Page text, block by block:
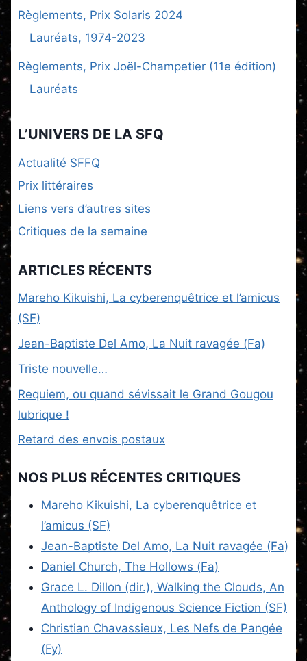
Règlements, Prix Solaris 2024
Lauréats, 1974-2023
Règlements, Prix Joël-Champetier (11e édition)
Lauréats
L’UNIVERS DE LA SFQ
Actualité SFFQ
Prix littéraires
Liens vers d’autres sites
Critiques de la semaine
ARTICLES RÉCENTS
Mareho Kikuishi, La cyberenquêtrice et l’amicus
(SF)
Jean-Baptiste Del Amo, La Nuit ravagée (Fa)
Triste nouvelle…
Requiem, ou quand sévissait le Grand Gougou
lubrique !
Retard des envois postaux
NOS PLUS RÉCENTES CRITIQUES
Mareho Kikuishi, La cyberenquêtrice et
l’amicus (SF)
Jean-Baptiste Del Amo, La Nuit ravagée (Fa)
Daniel Church, The Hollows (Fa)
Grace L. Dillon (dir.), Walking the Clouds, An
Anthology of Indigenous Science Fiction (SF)
Christian Chavassieux, Les Nefs de Pangée
(Fy)